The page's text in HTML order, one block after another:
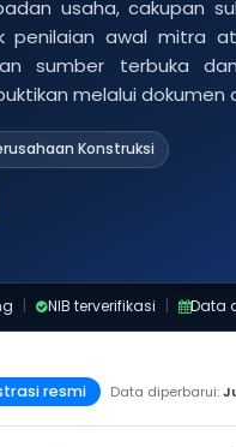
usaha, cakupan
penilaian awal mitra
sumber terbuka
melalui dokumen
Konstruksi
| NIB terverifikasi | Data
resmi Data diperbarui: